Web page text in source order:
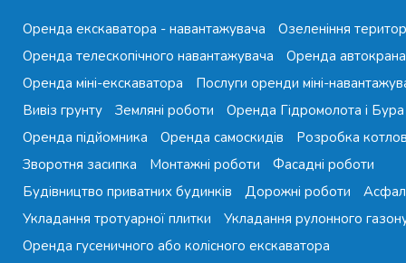
Оренда екскаватора - навантажувача
Озеленіння
Оренда телескопічного навантажувача
Оренда автокрана
Оренда міні-екскаватора
Послуги оренди міні-
Вивіз грунту
Земляні роботи
Оренда Гідромолота і Бура
Оренда підйомника
Оренда самоскидів
Розробка
Зворотня засипка
Монтажні роботи
Фасадні роботи
Будівництво приватних будинків
Дорожні роботи
Укладання тротуарної плитки
Укладання рулонного
Оренда гусеничного або колісного екскаватора